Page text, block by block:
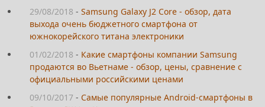
29/08/2018 - Samsung Galaxy J2 Core - обзор, дата
выхода очень бюджетного смартфона от
южнокорейского титана электроники
01/02/2018 - Какие смартфоны компании Samsung
продаются во Вьетнаме - обзор, цены, сравнение с
официальными российскими ценами
09/10/2017 - Самые популярные Android-смартфоны в